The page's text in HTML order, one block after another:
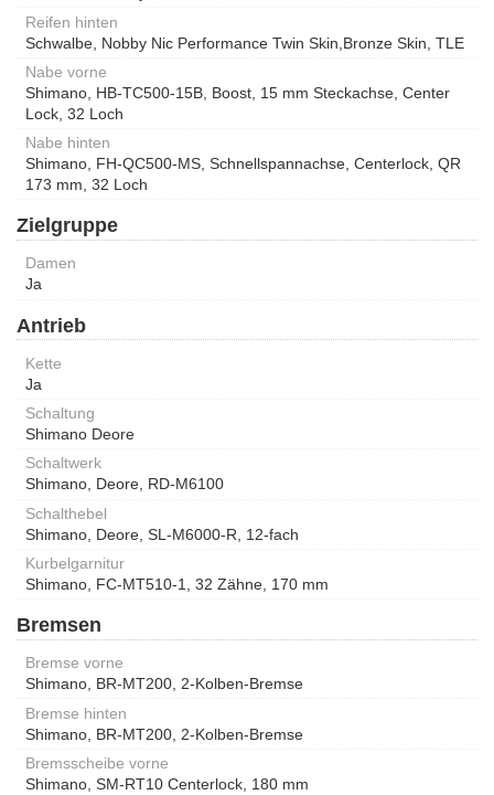
Reifen hinten
Schwalbe, Nobby Nic Performance Twin Skin,Bronze Skin, TLE
Nabe vorne
Shimano, HB-TC500-15B, Boost, 15 mm Steckachse, Center
Lock, 32 Loch
Nabe hinten
Shimano, FH-QC500-MS, Schnellspannachse, Centerlock, QR
173 mm, 32 Loch
Zielgruppe
Damen
Ja
Antrieb
Kette
Ja
Schaltung
Shimano Deore
Schaltwerk
Shimano, Deore, RD-M6100
Schalthebel
Shimano, Deore, SL-M6000-R, 12-fach
Kurbelgarnitur
Shimano, FC-MT510-1, 32 Zähne, 170 mm
Bremsen
Bremse vorne
Shimano, BR-MT200, 2-Kolben-Bremse
Bremse hinten
Shimano, BR-MT200, 2-Kolben-Bremse
Bremsscheibe vorne
Shimano, SM-RT10 Centerlock, 180 mm